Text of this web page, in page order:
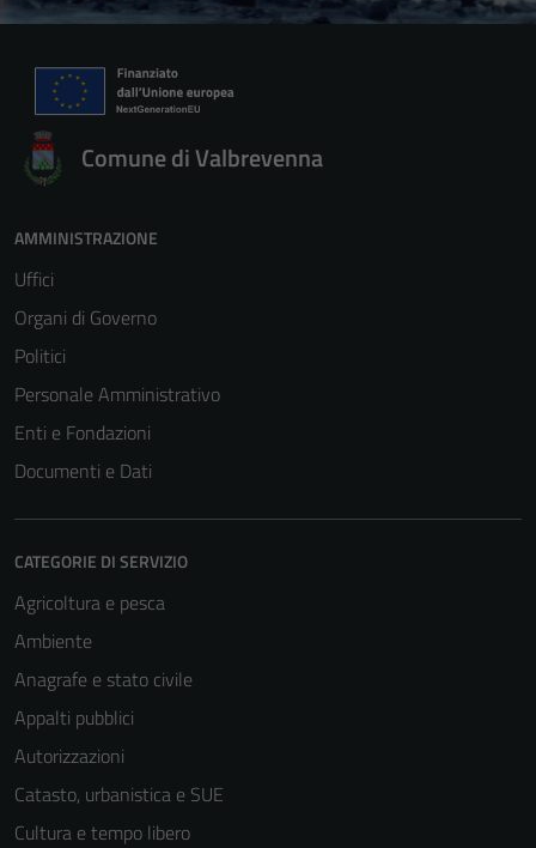
Comune di Valbrevenna
AMMINISTRAZIONE
Uffici
Organi di Governo
Politici
Personale Amministrativo
Enti e Fondazioni
Documenti e Dati
CATEGORIE DI SERVIZIO
Agricoltura e pesca
Ambiente
Anagrafe e stato civile
Appalti pubblici
Autorizzazioni
Catasto, urbanistica e SUE
Cultura e tempo libero